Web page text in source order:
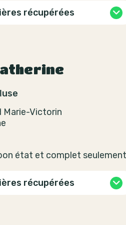
récupérées
Marie-Victorin
état et complet
récupérées